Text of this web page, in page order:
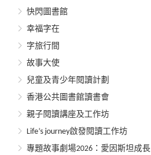
快閃圖書館
幸福字在
字旅行間
故事大使
兒童及青少年閱讀計劃
香港公共圖書館讀書會
親子閱讀講座及工作坊
Life’s journey啟發閱讀工作坊
專題故事劇場2026：愛因斯坦成長